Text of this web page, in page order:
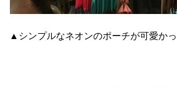
▲シンプルなネオンのポーチが可愛かっ